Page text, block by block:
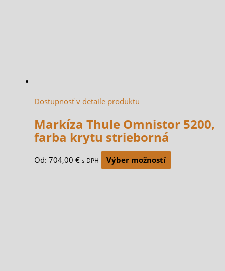
Dostupnosť v detaile produktu
Markíza Thule Omnistor 5200,
farba krytu strieborná
Od: 704,00 € s DPH Výber možností